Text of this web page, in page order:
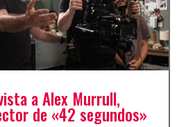
a Alex Murrull,
de «42 segundos»